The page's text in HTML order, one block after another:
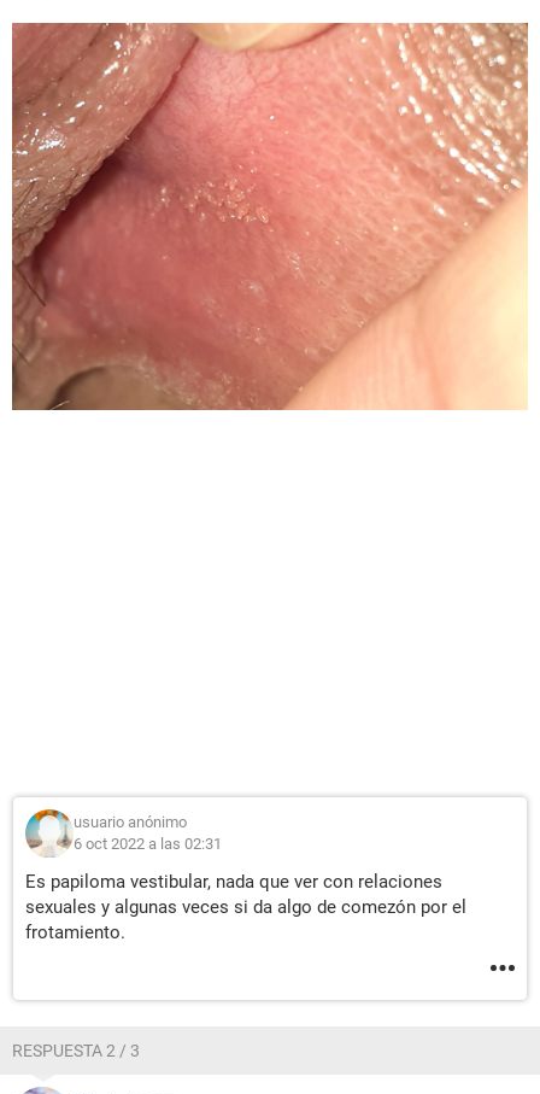
usuario anónimo
6 oct 2022 a las 02:31
Es papiloma vestibular, nada que ver con relaciones
sexuales y algunas veces si da algo de comezón por el
frotamiento.
RESPUESTA 2 / 3